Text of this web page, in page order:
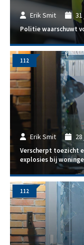
Erik Smit 31
Politie waarschuwt
Erik Smit
Verscherpt toezicht
explosies bij
112
112